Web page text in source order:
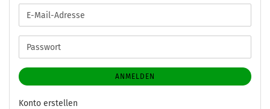
E-
Mail-
Adresse
Passwort
ANMELDEN
Konto erstellen